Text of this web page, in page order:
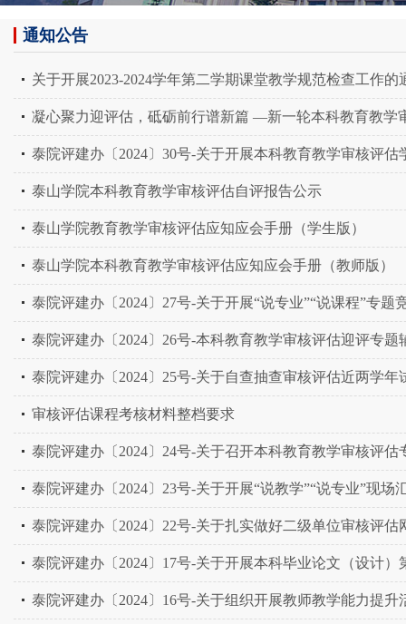
通知公告
关于开展2023-2024学年第二学期课堂教学规范检查工作的
凝心聚力迎评估，砥砺前行谱新篇 —新一轮本科教育教学
泰院评建办〔2024〕30号-关于开展本科教育教学审核评估
泰山学院本科教育教学审核评估自评报告公示
泰山学院教育教学审核评估应知应会手册（学生版）
泰山学院本科教育教学审核评估应知应会手册（教师版）
泰院评建办〔2024〕27号-关于开展“说专业”“说课程”专题
泰院评建办〔2024〕26号-本科教育教学审核评估迎评专题
泰院评建办〔2024〕25号-关于自查抽查审核评估近两学年
审核评估课程考核材料整档要求
泰院评建办〔2024〕24号-关于召开本科教育教学审核评
泰院评建办〔2024〕23号-关于开展“说教学”“说专业”现场
泰院评建办〔2024〕22号-关于扎实做好二级单位审核评估
泰院评建办〔2024〕17号-关于开展本科毕业论文（设计）
泰院评建办〔2024〕16号-关于组织开展教师教学能力提升